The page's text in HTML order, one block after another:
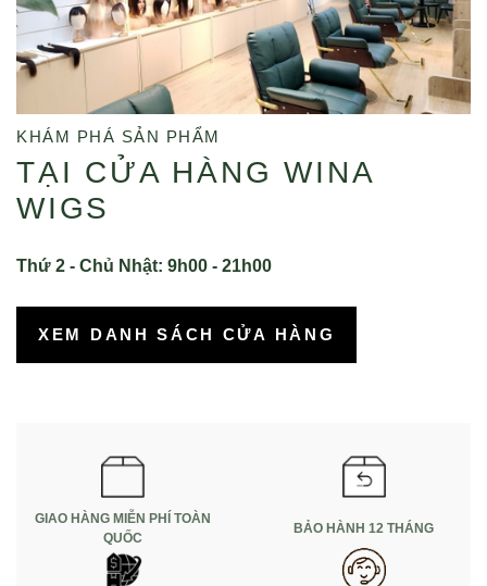
KHÁM PHÁ SẢN PHẨM
TẠI CỬA HÀNG WINA
WIGS
Thứ 2 - Chủ Nhật: 9h00 - 21h00
XEM DANH SÁCH CỬA HÀNG
GIAO HÀNG MIỄN PHÍ TOÀN
QUỐC
BẢO HÀNH 12 THÁNG